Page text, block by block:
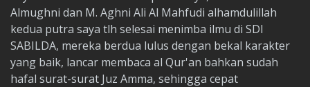
Almughni dan M. Aghni Ali Al Mahfudi alhamdulillah
kedua putra saya tlh selesai menimba ilmu di SDI
SABILDA, mereka berdua lulus dengan bekal karakter
yang baik, lancar membaca al Qur'an bahkan sudah
hafal surat-surat Juz Amma, sehingga cepat